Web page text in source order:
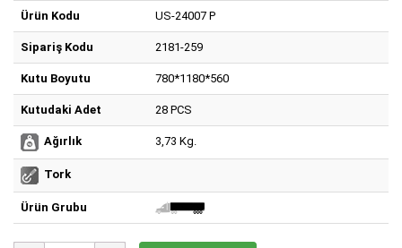
Ürün Kodu US-24007 P
Sipariş Kodu 2181-259
Kutu Boyutu 780*1180*560
Kutudaki Adet 28 PCS
Ağırlık 3,73 Kg.
Tork
Ürün Grubu